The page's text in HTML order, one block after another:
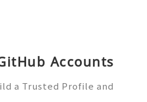
Accounts
a Trusted Profile and